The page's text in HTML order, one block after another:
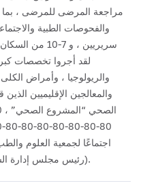
مراجعة المرضى للمرضى ،
والفحوصات الطبية
لقد أجروا تخصصات
والمعالجين الإقليميين
80-80-80-80-80-80-80-0.
اجتماعًا لجمعية العلوم
(البروفيسور S.A Pavlishchuk ، رئيس مجلس إدارة الشركة).